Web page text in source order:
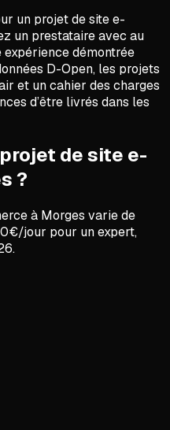
un projet desite e-
un prestataire avec au
démontrée
D-Open, les projets
et un cahier des charges
d’être livrés dans les
de site e-
?
à Morges varie de
€/jour pour un expert,
.